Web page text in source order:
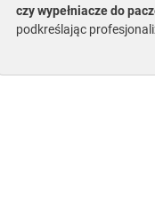
czy wypełniacze do
podkreślając